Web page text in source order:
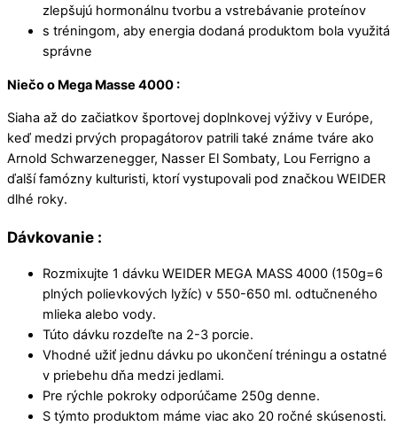
zlepšujú hormonálnu tvorbu a vstrebávanie proteínov
s tréningom, aby energia dodaná produktom bola využitá
správne
Niečo o Mega Masse 4000 :
Siaha až do začiatkov športovej doplnkovej výživy v Európe,
keď medzi prvých propagátorov patrili také známe tváre ako
Arnold Schwarzenegger, Nasser El Sombaty, Lou Ferrigno a
ďalší famózny kulturisti, ktorí vystupovali pod značkou WEIDER
dlhé roky.
Dávkovanie :
Rozmixujte 1 dávku WEIDER MEGA MASS 4000 (150g=6
plných polievkových lyžíc) v 550-650 ml. odtučneného
mlieka alebo vody.
Túto dávku rozdeľte na 2-3 porcie.
Vhodné užiť jednu dávku po ukončení tréningu a ostatné
v priebehu dňa medzi jedlami.
Pre rýchle pokroky odporúčame 250g denne.
S týmto produktom máme viac ako 20 ročné skúsenosti.